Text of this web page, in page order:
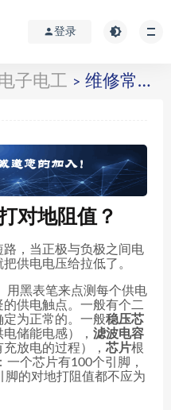
登录
子电工 > 维修常用的对地打阻值
对地阻值？
，当正极与负极之间电
供电电压给拉低了。
用黑表笔来点测每个供电
供电触点。一般有个二
为正常的。一般稳压芯
电储能电感）， 滤波电容
放电的过程）， 芯片根
个芯片有100个引脚，
的对地打阻值都不应为